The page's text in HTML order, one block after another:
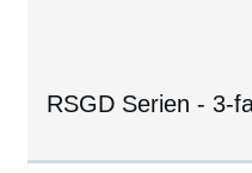
RSGD Serien - 3-